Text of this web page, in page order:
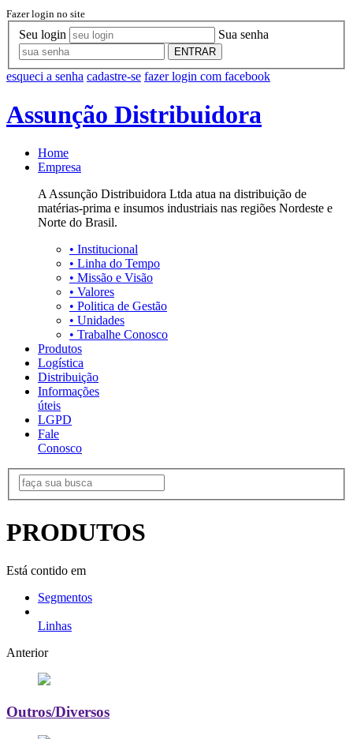
Fazer login no site
Seu login Sua senha
ENTRAR
esqueci a senha cadastre-se fazer login com facebook
Assunção Distribuidora
Home
Empresa
A Assunção Distribuidora Ltda atua na distribuição de
matérias-prima e insumos industriais nas regiões Nordeste e
Norte do Brasil.
• Institucional
• Linha do Tempo
• Missão e Visão
• Valores
• Politica de Gestão
• Unidades
• Trabalhe Conosco
Produtos
Logística
Distribuição
Informações
úteis
LGPD
Fale
Conosco
PRODUTOS
Está contido em
Segmentos
Linhas
Anterior
Outros/Diversos